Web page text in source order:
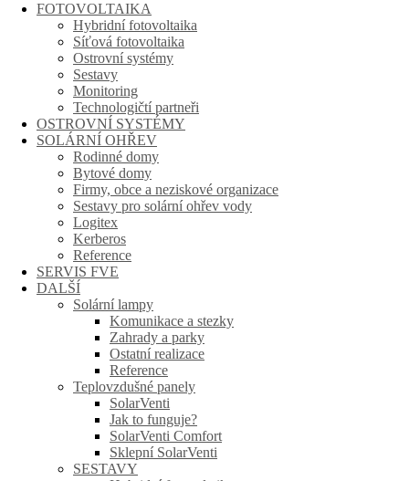
FOTOVOLTAIKA
Hybridní fotovoltaika
Síťová fotovoltaika
Ostrovní systémy
Sestavy
Monitoring
Technologičtí partneři
OSTROVNÍ SYSTÉMY
SOLÁRNÍ OHŘEV
Rodinné domy
Bytové domy
Firmy, obce a neziskové organizace
Sestavy pro solární ohřev vody
Logitex
Kerberos
Reference
SERVIS FVE
DALŠÍ
Solární lampy
Komunikace a stezky
Zahrady a parky
Ostatní realizace
Reference
Teplovzdušné panely
SolarVenti
Jak to funguje?
SolarVenti Comfort
Sklepní SolarVenti
SESTAVY